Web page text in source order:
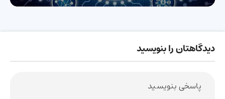
دیدگاهتان را بنویسید